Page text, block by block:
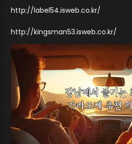
http://label54.isweb.co.kr/
http://kingsman53.isweb.co.kr/